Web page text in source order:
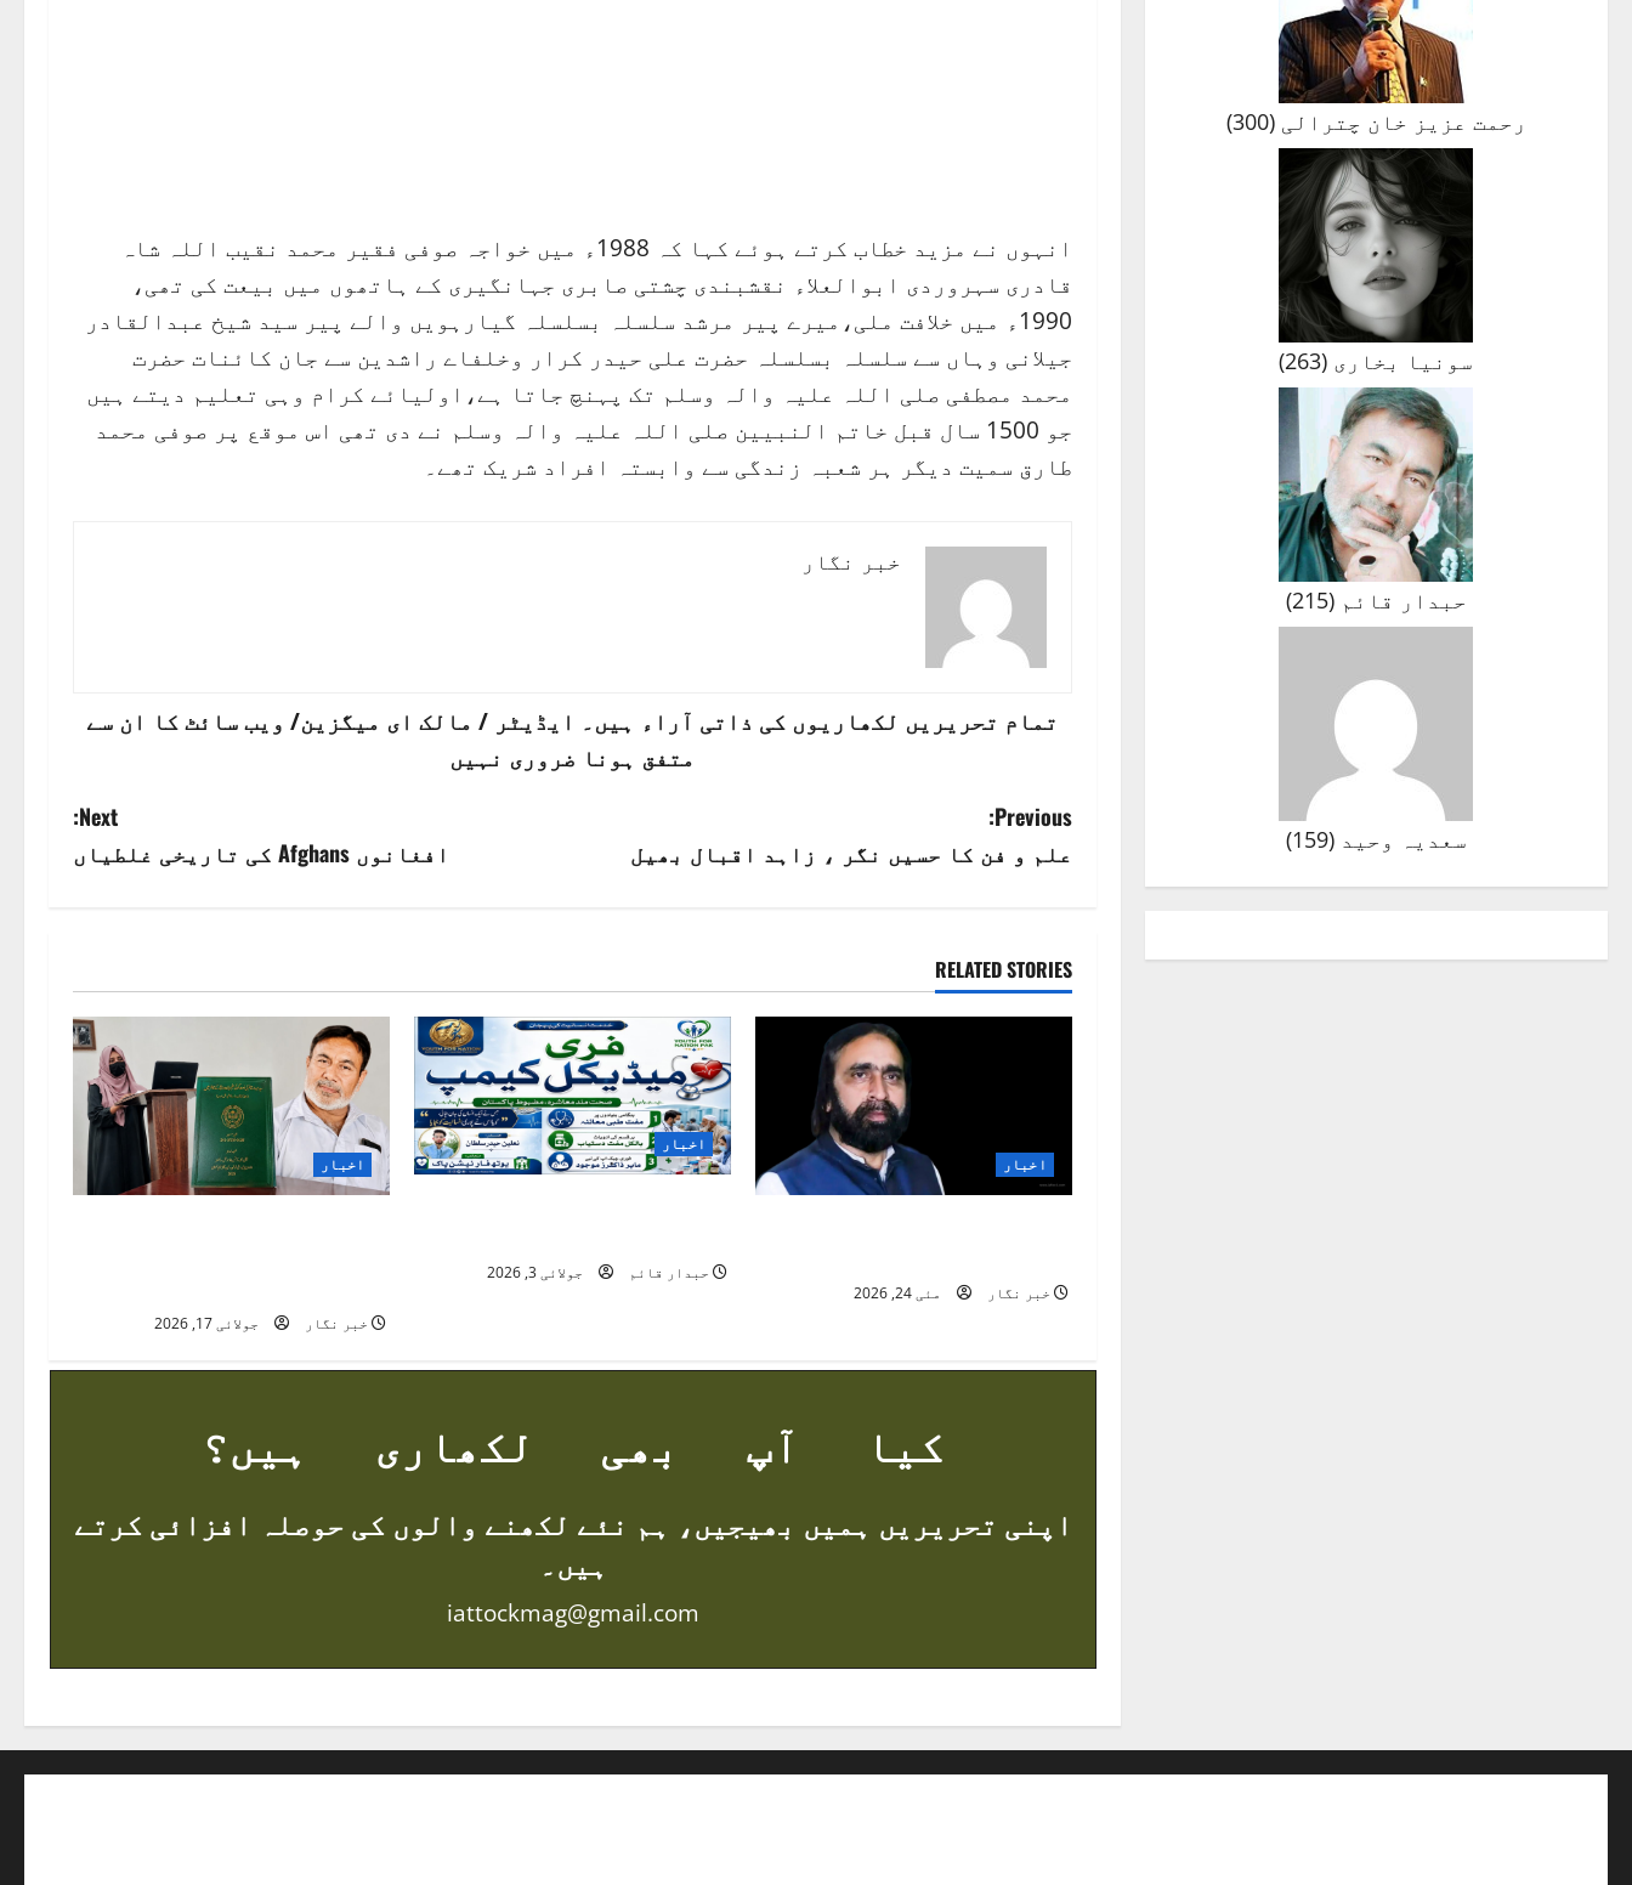
انہوں نے مزید خطاب کرتے ہوئے کہا کہ 1988ء میں خواجہ صوفی فقیر محمد نقیب اللہ شاہ
قادری سہروردی ابوالعلاء نقشبندی چشتی صابری جہانگیری کے ہاتھوں میں بیعت کی تھی،
1990ء میں خلافت ملی،میرے پیر مرشد سلسلہ بسلسلہ گیارہویں والے پیر سید شیخ عبدالقادر
جیلانی وہاں سے سلسلہ بسلسلہ حضرت علی حیدر کرار وخلفاے راشدین سے جان کائنات حضرت
محمد مصطفی صلی اللہ علیہ والہ وسلم تک پہنچ جاتا ہے،اولیائے کرام وہی تعلیم دیتے ہیں
جو 1500 سال قبل خاتم النبیین صلی اللہ علیہ والہ وسلم نے دی تھی اس موقع پر صوفی محمد
طارق سمیت دیگر ہر شعبہ زندگی سے وابستہ افراد شریک تھے۔
خبر نگار
تمام تحریریں لکھاریوں کی ذاتی آراء ہیں۔ ایڈیٹر / مالک ای میگزین/ ویب سائٹ کا ان سے
متفق ہونا ضروری نہیں
P
o
t
n
i
a
i
Previous:
علم و فن کا حسیں نگر ، زاہد اقبال بھیل
Next:
افغانوں Afghans کی تاریخی غلطیاں
RELATED STORIES
اخبار
خبر نگار جولائی 17, 2026
اخبار
حبدار قائم جولائی 3, 2026
اخبار
خبر نگار مئی 24, 2026
کیا آپ بھی لکھاری ہیں؟
اپنی تحریریں ہمیں بھیجیں، ہم نئے لکھنے والوں کی حوصلہ افزائی کرتے
ہیں۔
iattockmag@gmail.com
رحمت عزیز خان چترالی(
300
)
سونیا بخاری (
263
)
حبدار قائم(
215
)
سعدیہ وحید(
159
)